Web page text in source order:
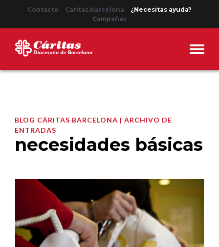
Contacto Caritas.barcelona
¿Necesitas ayuda?
Campañas
BLOG CÁRITAS BARCELONA | ARCHIVO DE
ENTRADAS
necesidades básicas